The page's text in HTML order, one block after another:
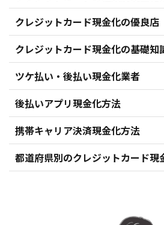
クレジットカード現金化の優良店
クレジットカード現金化の基礎知
ツケ払い・後払い現金化業者
後払いアプリ現金化方法
携帯キャリア決済現金化方法
都道府県別のクレジットカード現